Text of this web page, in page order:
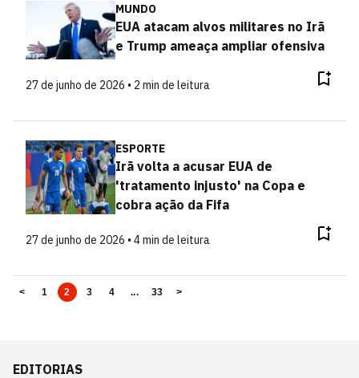
MUNDO
EUA atacam alvos militares no Irã
e Trump ameaça ampliar ofensiva
27 de junho de 2026 • 2 min de leitura
ESPORTE
Irã volta a acusar EUA de
'tratamento injusto' na Copa e
cobra ação da Fifa
27 de junho de 2026 • 4 min de leitura
< 1 2 3 4 ... 33 >
EDITORIAS